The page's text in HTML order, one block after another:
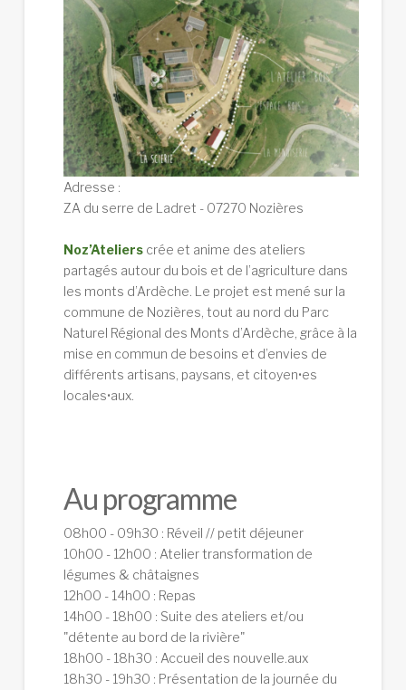
Adresse :
ZA du serre de Ladret - 07270 Nozières
Noz’Ateliers crée et anime des ateliers
partagés autour du bois et de l’agriculture dans
les monts d’Ardèche. Le projet est mené sur la
commune de Nozières, tout au nord du Parc
Naturel Régional des Monts d’Ardèche, grâce à la
mise en commun de besoins et d’envies de
différents artisans, paysans, et citoyen•es
locales•aux.
Au programme
08h00 - 09h30 : Réveil // petit déjeuner
10h00 - 12h00 : Atelier transformation de
légumes & châtaignes
12h00 - 14h00 : Repas
14h00 - 18h00 : Suite des ateliers et/ou
"détente au bord de la rivière"
18h00 - 18h30 : Accueil des nouvelle.aux
18h30 - 19h30 : Présentation de la journée du